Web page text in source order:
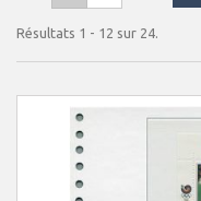
Résultats 1 - 12 sur 24.